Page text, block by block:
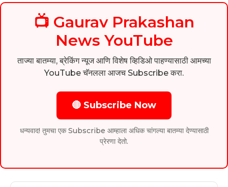
📺 Gaurav Prakashan
News YouTube
ताज्या बातम्या, ब्रेकिंग न्यूज आणि विशेष व्हिडिओ पाहण्यासाठी आमच्या
YouTube चॅनलला आजच Subscribe करा.
🔴 Subscribe Now
धन्यवाद! तुमचा एक Subscribe आम्हाला अधिक चांगल्या बातम्या देण्यासाठी
प्रेरणा देतो.